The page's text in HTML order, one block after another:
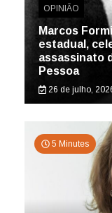
OPINIÃO
Marcos
estadual,
assassinato
Pessoa
26 de julho,
5 Minutes